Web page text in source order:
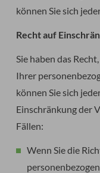
können Sie sich
Recht auf
Sie haben das
Ihrer
können Sie sich
Einschränkung der
Fällen:
Wenn Sie die